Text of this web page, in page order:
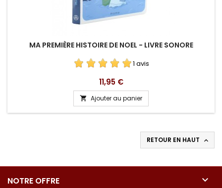
MA PREMIÈRE HISTOIRE DE NOEL - LIVRE SONORE
1 avis
Prix
11,95 €
 Ajouter au panier
RETOUR EN HAUT 
NOTRE OFFRE 